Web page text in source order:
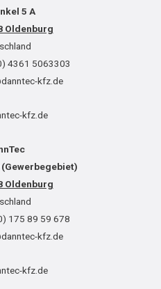
5 A
Oldenburg
4361 5063303
kfz.de
kfz.de
Oldenburg
175 89 59 678
kfz.de
kfz.de